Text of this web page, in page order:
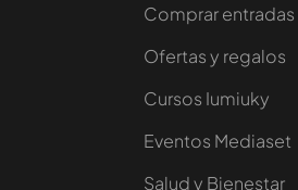
Comprar entradas
Ofertas y regalos
Cursos Iumiuky
Eventos Mediaset
Salud y Bienestar